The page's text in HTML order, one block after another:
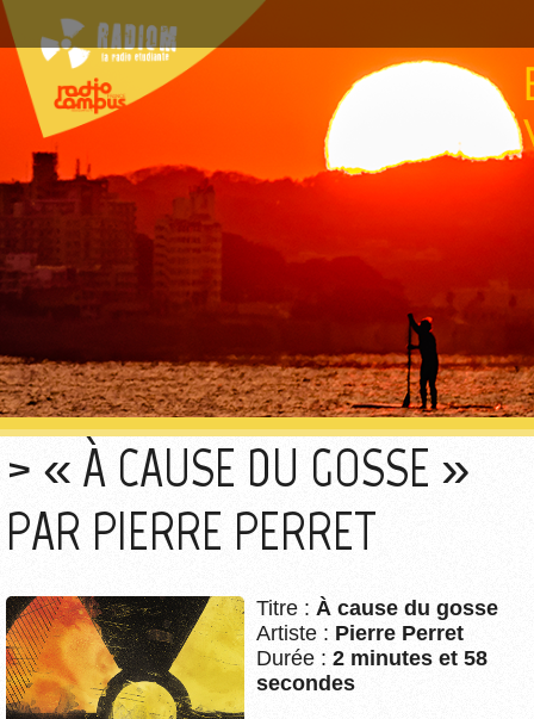
« À CAUSE DU GOSSE »
PAR PIERRE PERRET
Titre : À cause du gosse
Artiste : Pierre Perret
Durée : 2 minutes et 58
secondes